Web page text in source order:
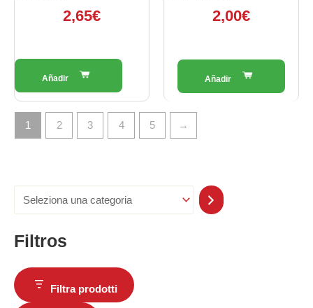
Filtros
Filtra prodotti
2,65€ 2,00€
1 2 3 4 5 →